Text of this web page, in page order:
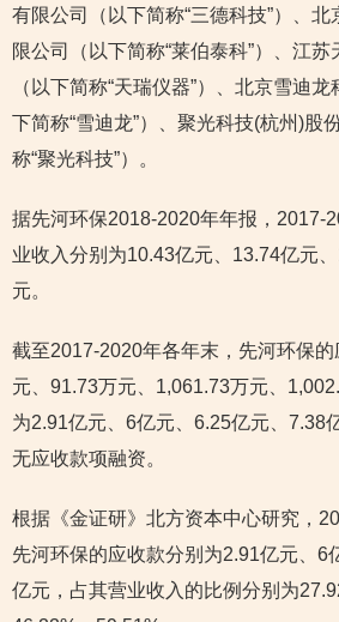
有限公司（以下简称“三德科技”）、
限公司（以下简称“莱伯泰科”）、江
（以下简称“天瑞仪器”）、北京雪迪
下简称“雪迪龙”）、聚光科技(杭州)股
称“聚光科技”）。
据先河环保2018-2020年年报，2017-
业收入分别为10.43亿元、13.74亿元
元。
截至2017-2020年各年末，先河环保
元、91.73万元、1,061.73万元、
为2.91亿元、6亿元、6.25亿元、7.38
无应收款项融资。
根据《金证研》北方资本中心研究，
先河环保的应收款分别为2.91亿元、6
亿元，占其营业收入的比例分别为